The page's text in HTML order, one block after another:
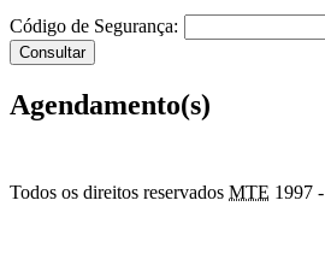
Código de Segurança:
Agendamento(s)
Todos os direitos reservados MTE 1997 -